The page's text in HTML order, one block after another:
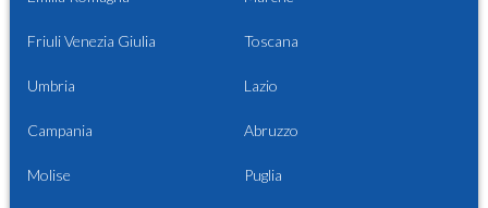
Friuli Venezia Giulia Toscana
Umbria Lazio
Campania Abruzzo
Molise Puglia